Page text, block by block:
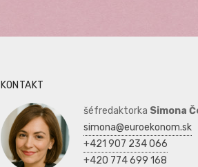
KONTAKT
šéfredaktorka Simona
simona@euroekonom.sk
+421 907 234 066
+420 774 699 168